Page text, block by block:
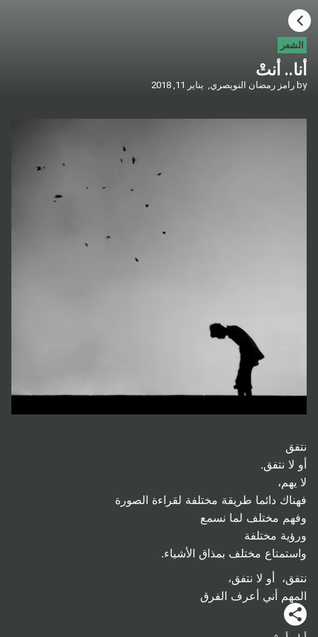
الشعر
أنا.. أنتْ
by رامز رمضان النويصري, يناير 11, 2018
نتفق
أو لا نتفق.
لا يهم،
فهناك دائما طريقة مختلفة لقراءة الصورة
وفهم مختلف لما نسمع
ورؤية مختلفة
واستمتاع مختلف بمذاق الأشياء.
نتفق، أو لا نتفق،
المهم أني أعرف الفرق
بين،
HOME
CATEGORIES
GO TO